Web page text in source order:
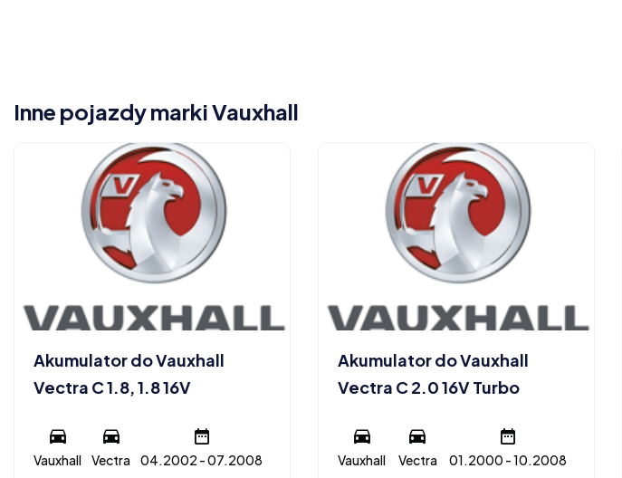
Inne pojazdy marki Vauxhall
Akumulator do Vauxhall
Vectra C 1.8, 1.8 16V
Vauxhall Vectra 04.2002 - 07.2008
Akumulator do Vauxhall
Vectra C 2.0 16V Turbo
Vauxhall Vectra 01.2000 - 10.2008